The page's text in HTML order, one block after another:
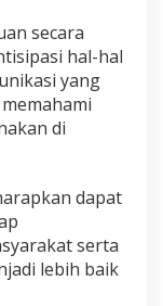
secara
hal-hal
yang
di
dapat
serta
lebih baik